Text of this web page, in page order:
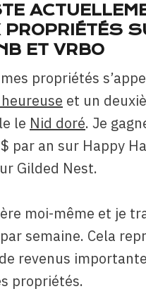
PROPRIÉTÉS
ET VRBO
propriétés
et un
le Nid doré. Je
par an sur Happy
Gilded Nest.
moi-même et je
semaine. Cela
revenus
propriétés.